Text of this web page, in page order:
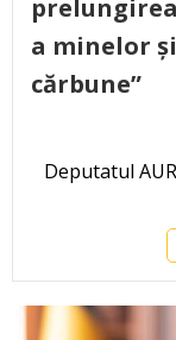
a minelor
cărbune”
Deputatul